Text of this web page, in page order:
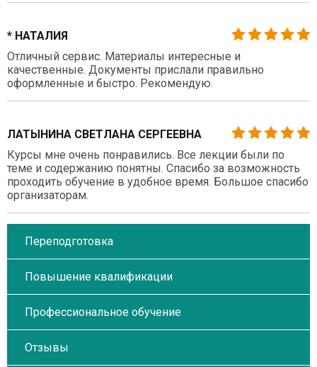
* НАТАЛИЯ
Отличный сервис. Материалы интересные и
качественные. Документы прислали правильно
оформленные и быстро. Рекомендую.
ЛАТЫНИНА СВЕТЛАНА СЕРГЕЕВНА
Курсы мне очень понравились. Все лекции были по
теме и содержанию понятны. Спасибо за возможность
проходить обучение в удобное время. Большое спасибо
организаторам.
Переподготовка
Повышение квалификации
Профессиональное обучение
Отзывы